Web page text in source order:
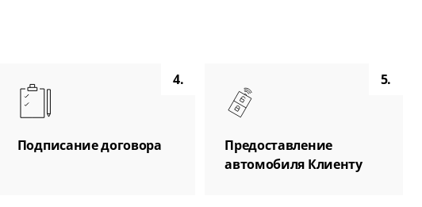
4.
Подписание договора
5.
Предоставление
автомобиля Клиенту